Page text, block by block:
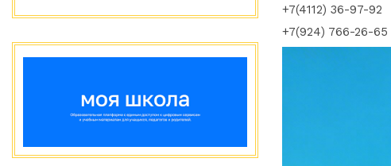
+7(4112) 36-97-92
+7(924) 766-26-65